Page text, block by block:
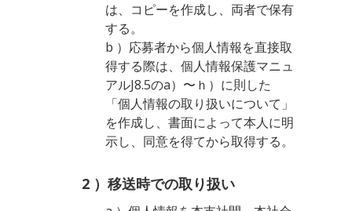
は、コピーを作成し、両者で保有
する。
b ）応募者から個人情報を直接取
得する際は、個人情報保護マニュ
アルJ8.5のa）〜ｈ）に則した
「個人情報の取り扱いについて」
を作成し、書面によって本人に明
示し、同意を得てから取得する。
2 ）移送時での取り扱い